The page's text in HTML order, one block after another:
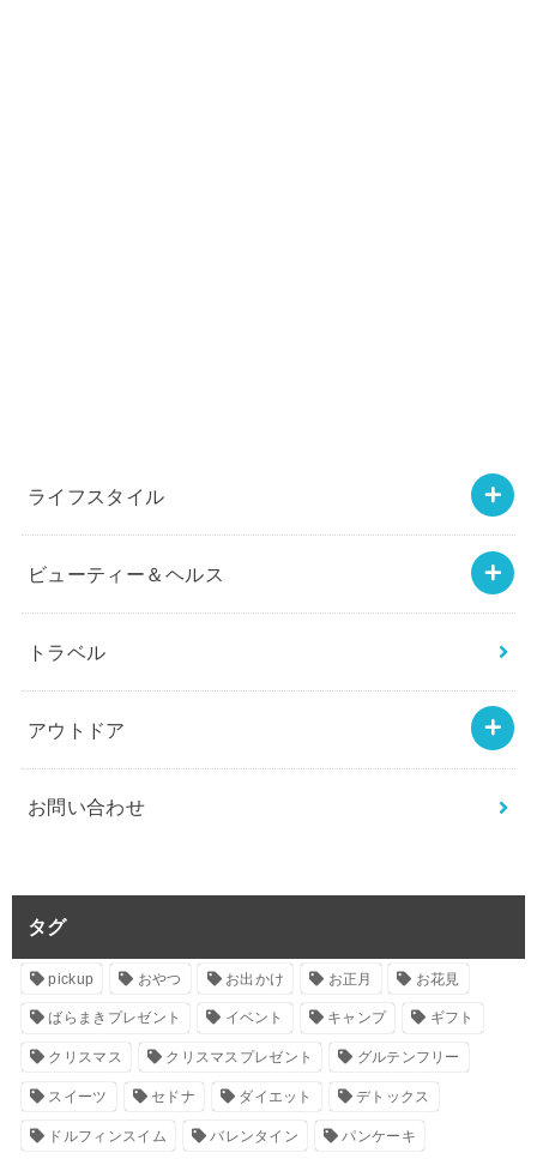
ライフスタイル
ビューティー＆ヘルス
トラベル
アウトドア
お問い合わせ
タグ
pickup おやつ お出かけ お正月 お花見
ばらまきプレゼント イベント キャンプ ギフト
クリスマス クリスマスプレゼント グルテンフリー
スイーツ セドナ ダイエット デトックス
ドルフィンスイム バレンタイン パンケーキ